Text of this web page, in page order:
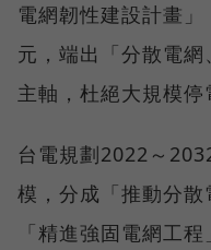
電網韌性建設計畫
元，端出「分散電
主軸，杜絕大規模停
台電規劃2022～
模，分成「推動分散
「精進強固電網工